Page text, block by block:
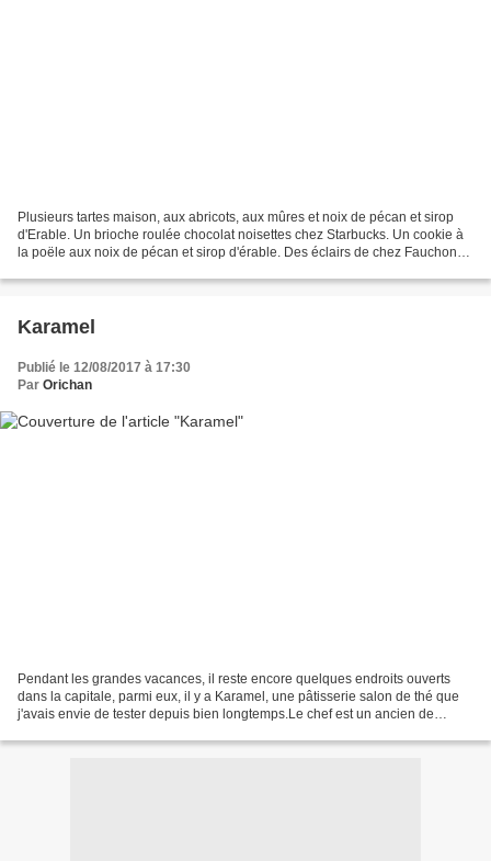
Plusieurs tartes maison, aux abricots, aux mûres et noix de pécan et sirop
d'Erable. Un brioche roulée chocolat noisettes chez Starbucks. Un cookie à
la poële aux noix de pécan et sirop d'érable. Des éclairs de chez Fauchon
Karamel
Publié le 12/08/2017 à 17:30
Par Orichan
Pendant les grandes vacances, il reste encore quelques endroits ouverts
dans la capitale, parmi eux, il y a Karamel, une pâtisserie salon de thé que
j'avais envie de tester depuis bien longtemps.Le chef est un ancien de